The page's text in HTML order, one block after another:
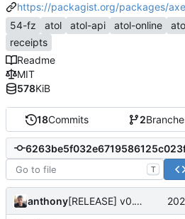
18Commits 2
T
anthony [RELEASE] v0.1.1-b
https://packagist.org/packages/
54-fz
atol atol-api atol-online
receipts
Readme
MIT
578KiB